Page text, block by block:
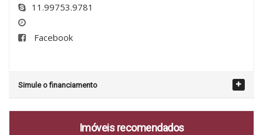
11.99753.9781
Facebook
Simule o financiamento
Imóveis recomendados